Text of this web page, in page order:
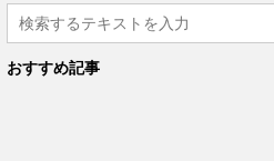
おすすめ記事